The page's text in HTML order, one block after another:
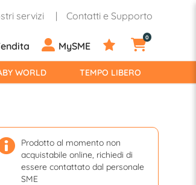
servizi Contatti e Supporto
MySME
0
WORLD TEMPO LIBERO
Prodotto al momento non
acquistabile online, richiedi di
essere contattato dal personale
SME